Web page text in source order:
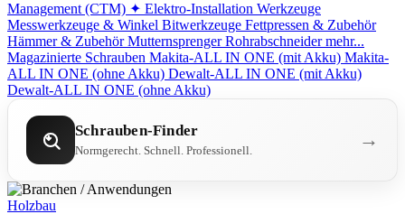
Management (CTM) ✦ Elektro-Installation Werkzeuge
Messwerkzeuge & Winkel Bitwerkzeuge Fettpressen & Zubehör
Hämmer & Zubehör Mutternsprenger Rohrabschneider mehr...
Magazinierte Schrauben Makita-ALL IN ONE (mit Akku) Makita-
ALL IN ONE (ohne Akku) Dewalt-ALL IN ONE (mit Akku)
Dewalt-ALL IN ONE (ohne Akku)
Schrauben-Finder
Normgerecht. Schnell. Professionell. →
Holzbau